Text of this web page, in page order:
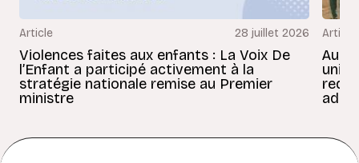
Article 28 juillet 2026
Violences faites aux enfants : La Voix De
l’Enfant a participé activement à la
stratégie nationale remise au Premier
ministre
Article
Au